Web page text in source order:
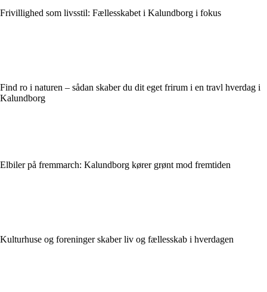
Frivillighed som livsstil: Fællesskabet i Kalundborg i fokus
Find ro i naturen – sådan skaber du dit eget frirum i en travl hverdag i
Kalundborg
Elbiler på fremmarch: Kalundborg kører grønt mod fremtiden
Kulturhuse og foreninger skaber liv og fællesskab i hverdagen